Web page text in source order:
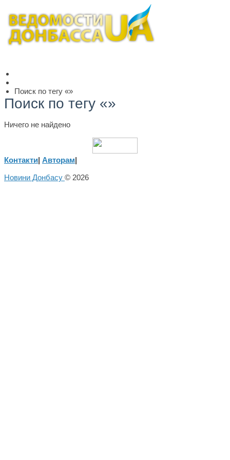
Поиск по тегу «»
Поиск по тегу «»
Ничего не найдено
Контакти| Авторам|
Новини Донбасу © 2026